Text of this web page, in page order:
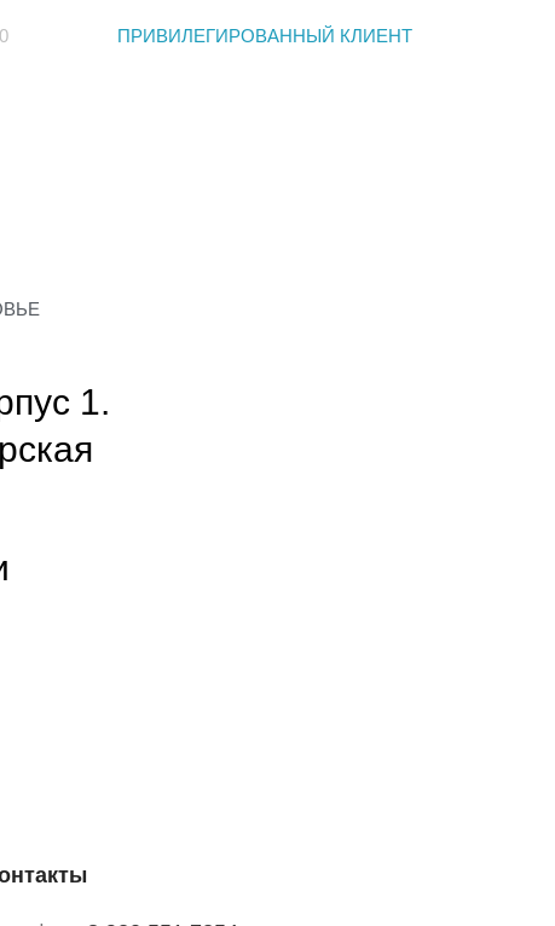
ПРИВИЛЕГИРОВАННЫЙ КЛИЕНТ
1.